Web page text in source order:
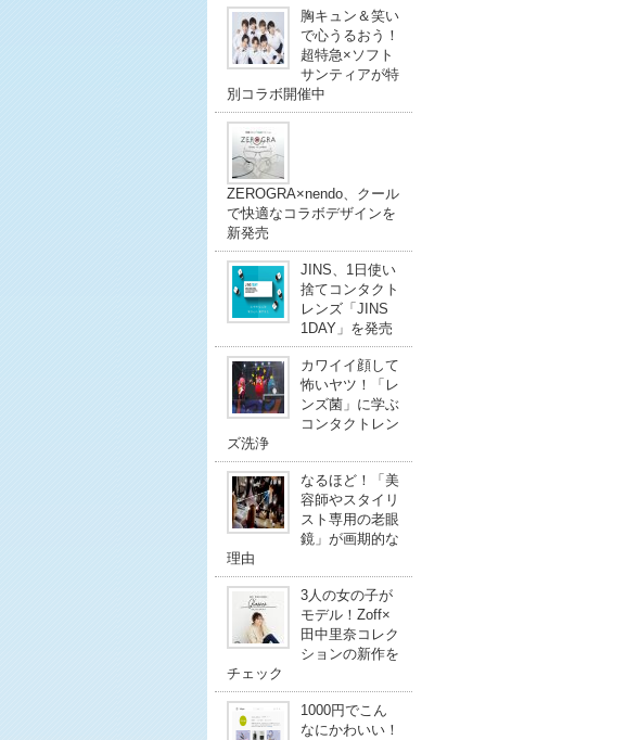
胸キュン＆笑い
で心うるおう！
超特急×ソフト
サンティアが特
別コラボ開催中
ZEROGRA×nendo、クール
で快適なコラボデザインを
新発売
JINS、1日使い
捨てコンタクト
レンズ「JINS
1DAY」を発売
カワイイ顔して
怖いヤツ！「レ
ンズ菌」に学ぶ
コンタクトレン
ズ洗浄
なるほど！「美
容師やスタイリ
スト専用の老眼
鏡」が画期的な
理由
3人の女の子が
モデル！Zoff×
田中里奈コレク
ションの新作を
チェック
1000円でこん
なにかわいい！